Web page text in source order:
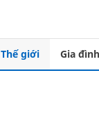
Thế giới Gia đình